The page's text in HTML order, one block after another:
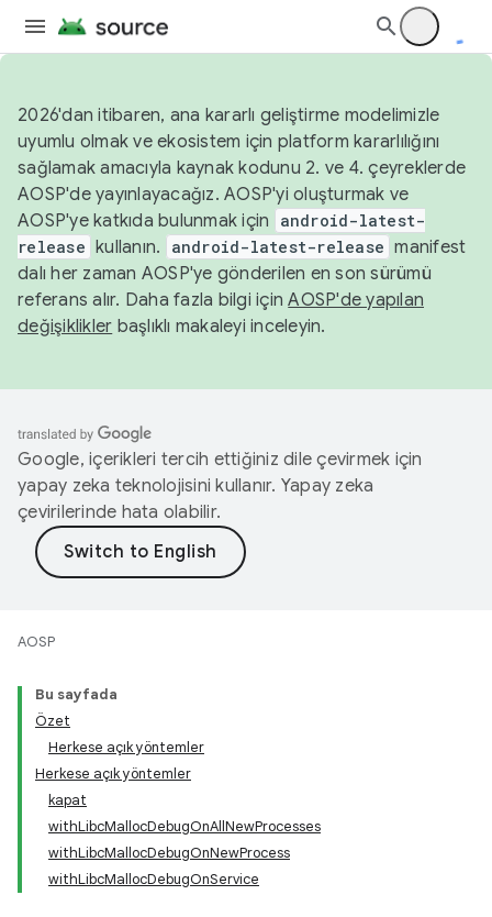
2026'dan itibaren, ana kararlı geliştirme modelimizle
uyumlu olmak ve ekosistem için platform kararlılığını
sağlamak amacıyla kaynak kodunu 2. ve 4. çeyreklerde
AOSP'de yayınlayacağız. AOSP'yi oluşturmak ve
AOSP'ye katkıda bulunmak için
android-latest-
release kullanın. android-latest-release manifest
dalı her zaman AOSP'ye gönderilen en son sürümü
referans alır. Daha fazla bilgi içinAOSP'de yapılan
değişiklikler başlıklı makaleyi inceleyin.
Google, içerikleri tercih ettiğiniz dile çevirmek için
yapay zeka teknolojisini kullanır. Yapay zeka
çevirilerinde hata olabilir.
AOSP
Bu sayfada
Özet
Herkese açık yöntemler
Herkese açık yöntemler
kapat
withLibcMallocDebugOnAllNewProcesses
withLibcMallocDebugOnNewProcess
withLibcMallocDebugOnService